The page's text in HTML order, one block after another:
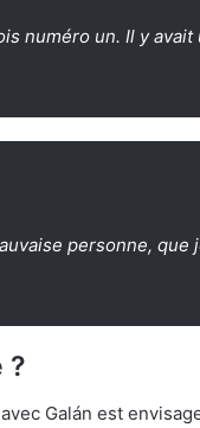
numéro un. Il y
personne,
?
Galán est